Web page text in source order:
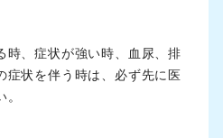
時、症状が強い時、血尿、排
症状を伴う時は、必ず先に医